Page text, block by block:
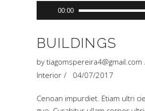
Tocador
de
00:00
BUILDINGS
by tiagomspereira4@gmail.com
Interior
04/07/2017
Cenoan impurdiet. Etiam ultri